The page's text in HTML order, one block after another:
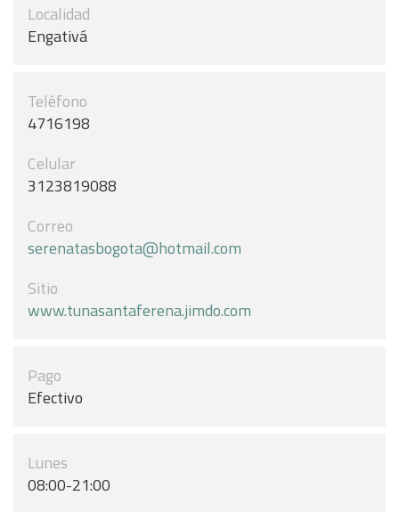
Localidad
Engativá
Teléfono
4716198
Celular
3123819088
Correo
serenatasbogota@hotmail.com
Sitio
www.tunasantaferena.jimdo.com
Pago
Efectivo
Lunes
08:00-21:00